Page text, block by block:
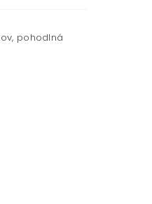
pohodlná